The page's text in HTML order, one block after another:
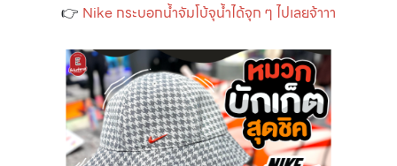
👉 Nike กระบอกนํ้าจัมโบ้จุน้ำได้จุก ๆ ไปเลยจ้าาา